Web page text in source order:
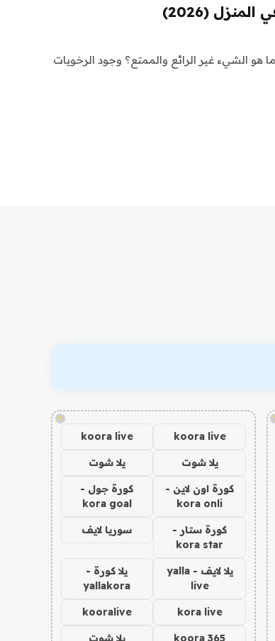
(2026)
هو الشيء غير الرائع والممتع؟ وجود الرخويات
!
!
koora live
koora live
يلا شوت يلا شوت
كورة اون لاين -
kora onli
كورة جول -
kora goal
كورة ستار -
kora star
سوريا لايف
يلا لايف - yalla
live
يلا كورة -
yallakora
kora live
kooralive
koora 365 يلا شوت